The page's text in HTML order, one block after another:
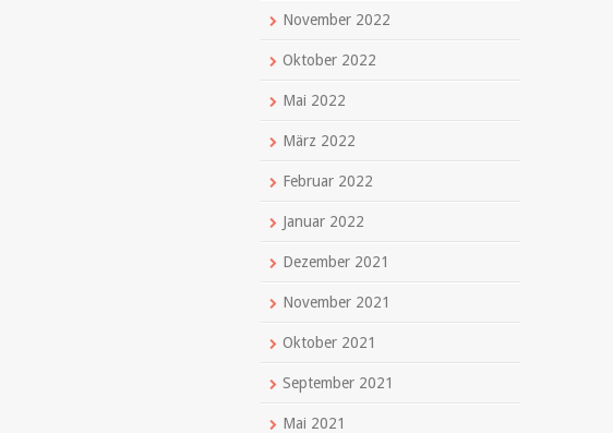
November 2022
Oktober 2022
Mai 2022
März 2022
Februar 2022
Januar 2022
Dezember 2021
November 2021
Oktober 2021
September 2021
Mai 2021